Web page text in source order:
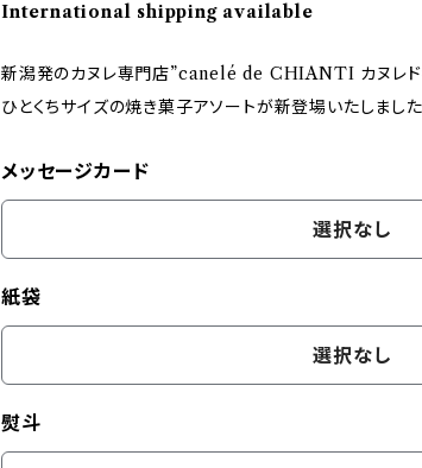
International shipping available
新潟発のカヌレ専門店”canelé de CHIANTI カヌレドキ
ひとくちサイズの焼き菓子アソートが新登場いたしまし
メッセージカード
選択なし
紙袋
選択なし
熨斗